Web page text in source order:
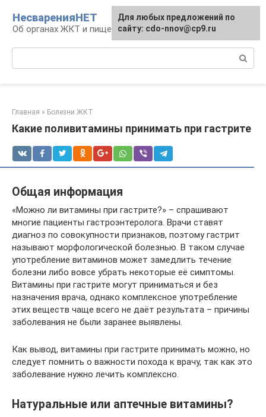
контенту
НесваренияНЕТ
Об органах ЖКТ и пищеварении
Главная » Болезни ЖКТ
Какие поливитамины принимать при гастрите
Общая информация
«Можно ли витамины при гастрите?» – спрашивают
многие пациенты гастроэнтеролога. Врачи ставят
диагноз по совокупности признаков, поэтому гастрит
называют морфологической болезнью. В таком случае
употребление витаминов может замедлить течение
болезни либо вовсе убрать некоторые её симптомы.
Витамины при гастрите могут приниматься и без
назначения врача, однако комплексное употребление
этих веществ чаще всего не даёт результата – причины
заболевания не были заранее выявлены.
Как вывод, витамины при гастрите принимать можно, но
следует помнить о важности похода к врачу, так как это
заболевание нужно лечить комплексно.
Натуральные или аптечные витамины?
Для любых предложений по
сайту: cdo-nnov@cp9.ru